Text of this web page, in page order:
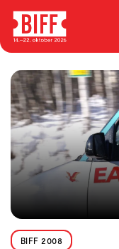
BIFF 2008